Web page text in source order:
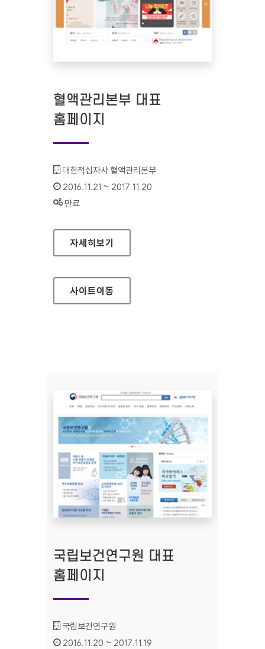
혈액관리본부 대표
홈페이지
기관명 :
대한적십자사 혈액관리본부
인증기간 :
2016.11.21 ~ 2017.11.20
상태 :
만료
혈액관리본부 대표 홈페이지
자세히보기
사이트이동
국립보건연구원 대표
홈페이지
기관명 :
국립보건연구원
인증기간 :
2016.11.20 ~ 2017.11.19